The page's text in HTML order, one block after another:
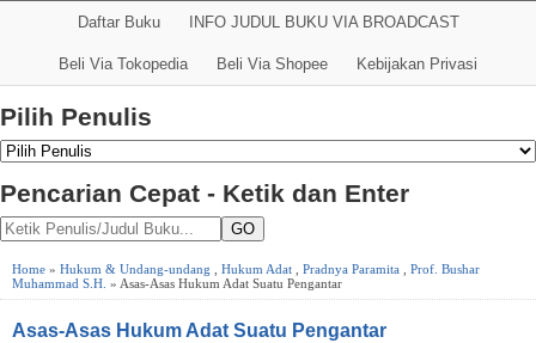
Daftar Buku INFO JUDUL BUKU VIA BROADCAST
Beli Via Tokopedia Beli Via Shopee Kebijakan Privasi
Pilih Penulis
Pencarian Cepat - Ketik dan Enter
GO
Home » Hukum & Undang-undang Hukum Adat Pradnya Paramita
Prof. Bushar
Muhammad S.H. » Asas-Asas Hukum Adat Suatu Pengantar
Asas-Asas Hukum Adat Suatu Pengantar